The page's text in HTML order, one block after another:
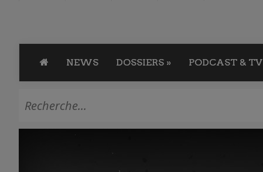
NEWS DOSSIERS » PODCAST & TV